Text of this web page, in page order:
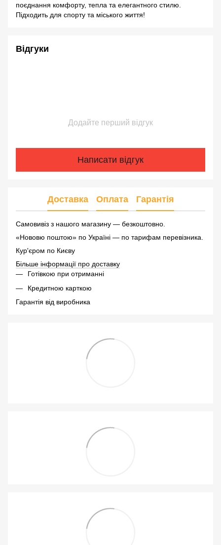
поєднання комфорту, тепла та елегантного стилю.
Підходить для спорту та міського життя!
Відгуки
Додайте перший відгук
Написати відгук
Доставка Оплата Гарантія
Самовивіз з нашого магазину — безкоштовно.
«Нововю поштою» по Україні — по тарифам перевізника.
Кур'єром по Києву
Більше інформації про доставку
Готівкою при отриманні
Кредитною карткою
Гарантія від виробника